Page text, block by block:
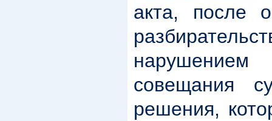
акта, после
совещания
решения,